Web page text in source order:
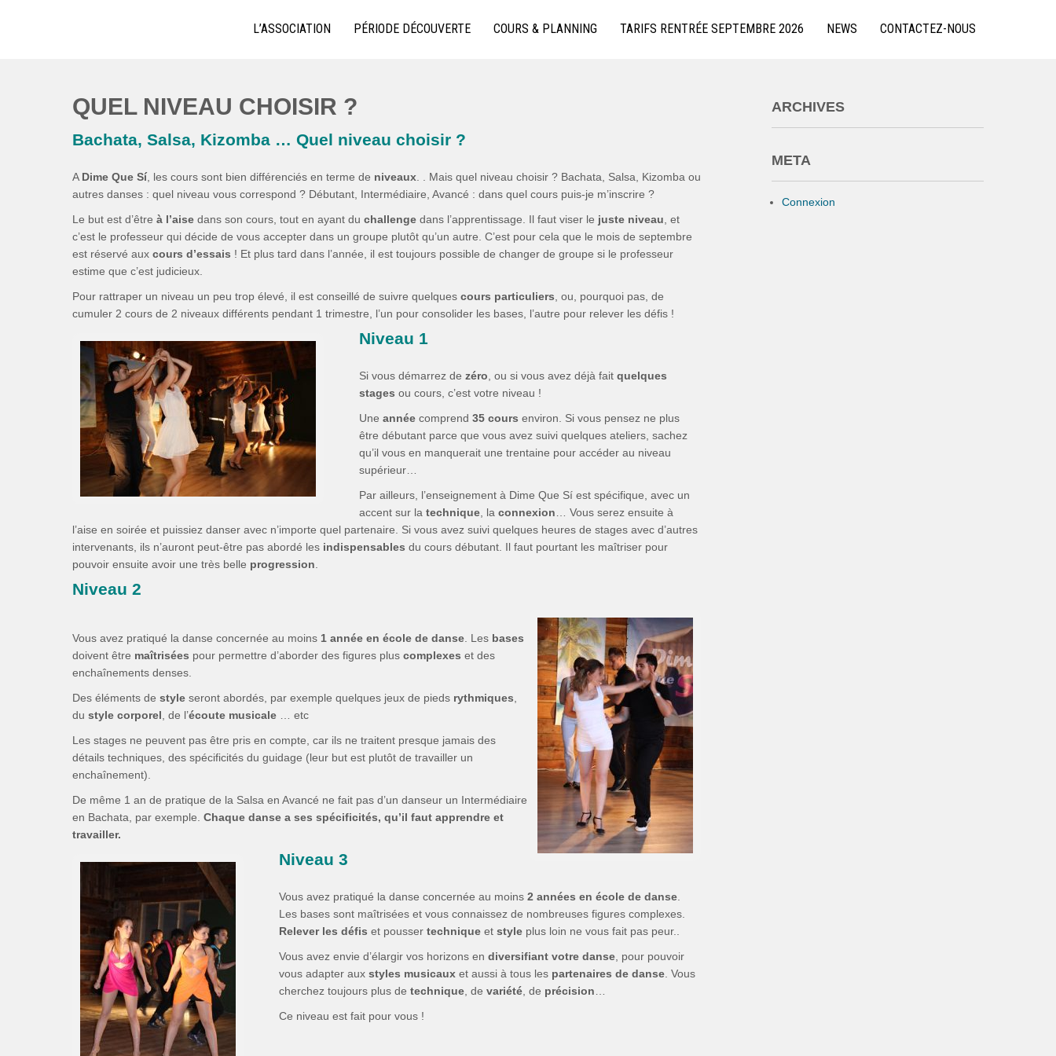
ECOLE DE BACHATA, SALSA, KIZOMBA À LYON
Bachata, Salsa, Kizomba ! La référence à LyonL’ASSOCIATION PÉRIODE DÉCOUVERTE COURS & PLANNING TARIFS RENTRÉE SEPTEMBRE 2026 NEWS CONTACTEZ-NOUS
QUEL NIVEAU CHOISIR ?
Bachata, Salsa, Kizomba … Quel niveau choisir ?
A Dime Que Sí , les cours sont bien différenciés en terme de niveaux . . Mais quel niveau choisir ? Bachata, Salsa, Kizomba ou
autres danses : quel niveau vous correspond ? Débutant, Intermédiaire, Avancé : dans quel cours puis-je m’inscrire ?
Le but est d’être à l’aise dans son cours, tout en ayant du challenge dans l’apprentissage. Il faut viser le juste niveau , et
c’est le professeur qui décide de vous accepter dans un groupe plutôt qu’un autre. C’est pour cela que le mois de septembre
est réservé aux cours d’essais ! Et plus tard dans l’année, il est toujours possible de changer de groupe si le professeur
estime que c’est judicieux.
Pour rattraper un niveau un peu trop élevé, il est conseillé de suivre quelques cours particuliers , ou, pourquoi pas, de
cumuler 2 cours de 2 niveaux différents pendant 1 trimestre, l’un pour consolider les bases, l’autre pour relever les défis !
Niveau 1
Si vous démarrez de zéro , ou si vous avez déjà fait quelques
stages ou cours, c’est votre niveau !
Une année comprend 35 cours environ. Si vous pensez ne plus
être débutant parce que vous avez suivi quelques ateliers, sachez
qu’il vous en manquerait une trentaine pour accéder au niveau
supérieur…
Par ailleurs, l’enseignement à Dime Que Sí est spécifique, avec un
accent sur la technique , la connexion … Vous serez ensuite à
l’aise en soirée et puissiez danser avec n’importe quel partenaire. Si vous avez suivi quelques heures de stages avec d’autres
intervenants, ils n’auront peut-être pas abordé les indispensables du cours débutant. Il faut pourtant les maîtriser pour
pouvoir ensuite avoir une très belle progression
Niveau 2
Vous avez pratiqué la danse concernée au moins 1 année en école de danse . Les bases
doivent être maîtrisées pour permettre d’aborder des figures plus complexes et des
enchaînements denses.
Des éléments de style seront abordés, par exemple quelques jeux de pieds rythmiques
du style corporel , de l’écoute musicale … etc
Les stages ne peuvent pas être pris en compte, car ils ne traitent presque jamais des
détails techniques, des spécificités du guidage (leur but est plutôt de travailler un
enchaînement).
De même 1 an de pratique de la Salsa en Avancé ne fait pas d’un danseur un Intermédiaire
en Bachata, par exemple. Chaque danse a ses spécificités, qu’il faut apprendre et
travailler.
Niveau 3
Vous avez pratiqué la danse concernée au moins 2 années en école de danse
Les bases sont maîtrisées et vous connaissez de nombreuses figures complexes.
Relever les défis et pousser technique et style plus loin ne vous fait pas peur..
Vous avez envie d’élargir vos horizons en diversifiant votre danse , pour pouvoir
vous adapter aux styles musicaux et aussi à tous les partenaires de danse . Vous
cherchez toujours plus de technique , de variété , de précision
Ce niveau est fait pour vous !
ARCHIVES
META
Connexion